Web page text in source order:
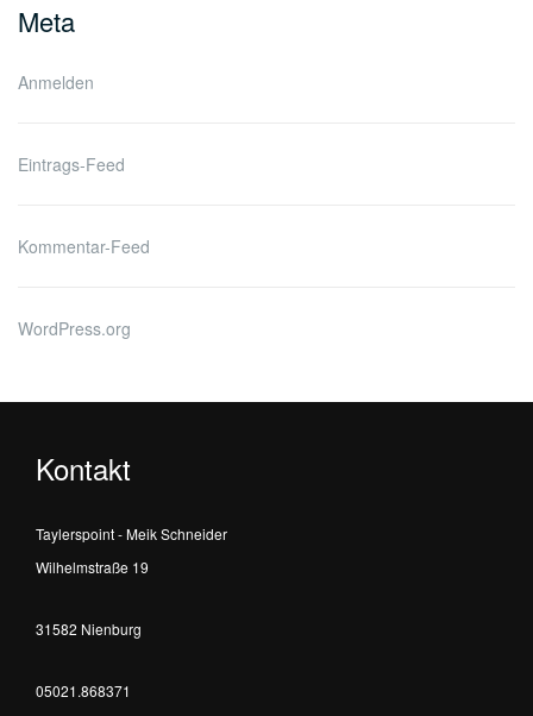
Meta
Anmelden
Eintrags-Feed
Kommentar-Feed
WordPress.org
Kontakt
Taylerspoint - Meik Schneider
Wilhelmstraße 19
31582 Nienburg
05021.868371